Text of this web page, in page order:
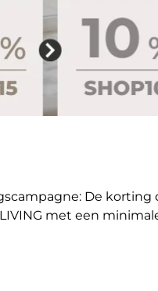
De
met een